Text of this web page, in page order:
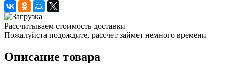
Рассчитываем стоимость доставки
Пожалуйста подождите, рассчет займет немного времени
Описание товара